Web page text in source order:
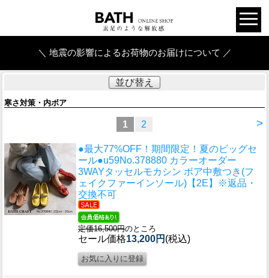
＼ 地震の影響によるお荷物のお届けについて ／
並び替え
寒さ対策・内ボア
>
1 2
●最大77%OFF！期間限定！夏のビッグセ
ール●u59No.378880 カラーオーダー
3WAYタッセルモカシン ボア中敷つき(フ
ェイクファーインソール)【2E】※返品・
交換不可
定価16,500円のところ
セール価格13,200円 (税込)